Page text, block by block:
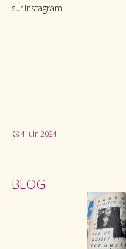
sur Instagram
4 juin 2024
BLOG